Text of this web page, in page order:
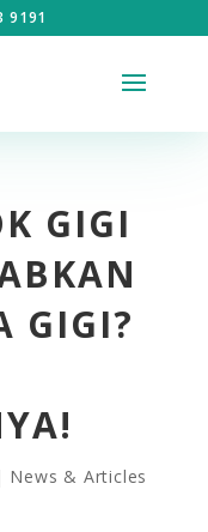
9191
GIGI
GIGI?
News & Articles